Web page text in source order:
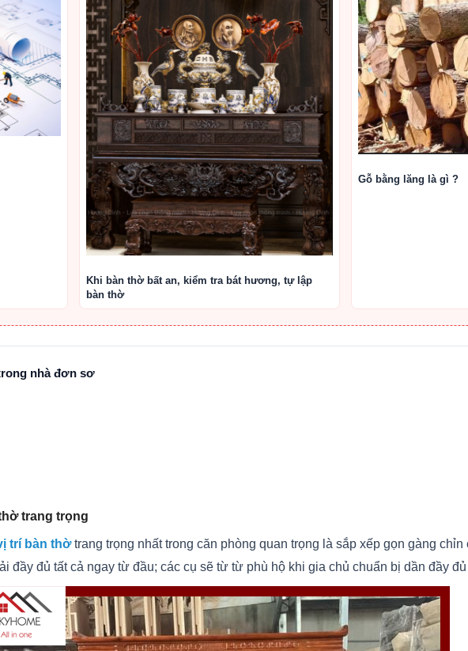
Khi bàn thờ bất an, kiểm tra bát hương, tự lập
bàn thờ
Gỗ bằng lăng là gì ?
nhà đơn sơ
trang trọng
trí bàn thờtrang trọng nhất trong căn phòng quan trọng là sắp xếp gọn gàng chỉn
đầy đủ tất cả ngay từ đầu; các cụ sẽ từ từ phù hộ khi gia chủ chuẩn bị dần đầy